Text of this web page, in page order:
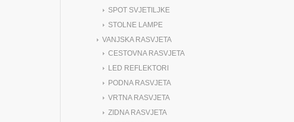
SPOT SVJETILJKE
STOLNE LAMPE
VANJSKA RASVJETA
CESTOVNA RASVJETA
LED REFLEKTORI
PODNA RASVJETA
VRTNA RASVJETA
ZIDNA RASVJETA